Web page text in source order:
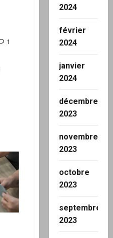
1
2024
février
2024
janvier
2024
décembre
2023
novembre
2023
octobre
2023
septembre
2023